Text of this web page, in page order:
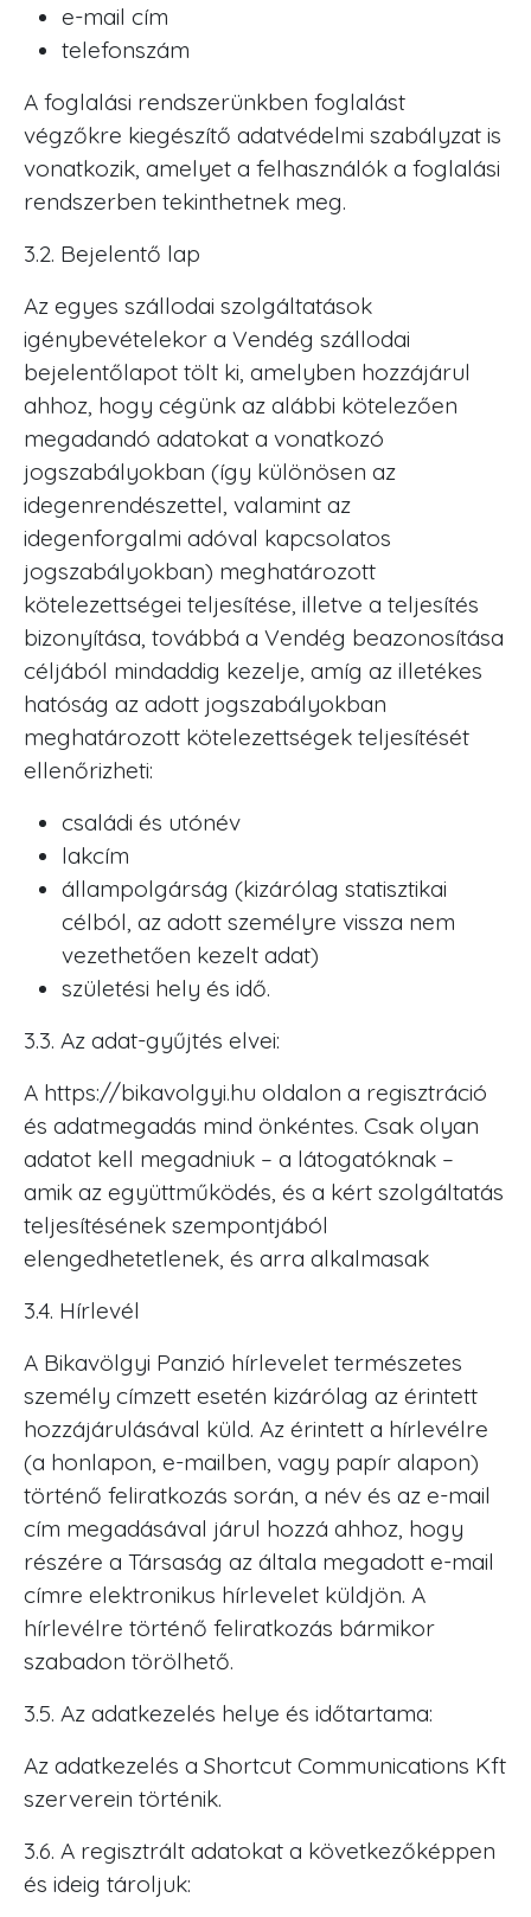
e-mail cím
telefonszám
A foglalási rendszerünkben foglalást
végzőkre kiegészítő adatvédelmi szabályzat is
vonatkozik, amelyet a felhasználók a foglalási
rendszerben tekinthetnek meg.
3.2. Bejelentő lap
Az egyes szállodai szolgáltatások
igénybevételekor a Vendég szállodai
bejelentőlapot tölt ki, amelyben hozzájárul
ahhoz, hogy cégünk az alábbi kötelezően
megadandó adatokat a vonatkozó
jogszabályokban (így különösen az
idegenrendészettel, valamint az
idegenforgalmi adóval kapcsolatos
jogszabályokban) meghatározott
kötelezettségei teljesítése, illetve a teljesítés
bizonyítása, továbbá a Vendég beazonosítása
céljából mindaddig kezelje, amíg az illetékes
hatóság az adott jogszabályokban
meghatározott kötelezettségek teljesítését
ellenőrizheti:
családi és utónév
lakcím
állampolgárság (kizárólag statisztikai
célból, az adott személyre vissza nem
vezethetően kezelt adat)
születési hely és idő.
3.3. Az adat-gyűjtés elvei:
A https://bikavolgyi.hu oldalon a regisztráció
és adatmegadás mind önkéntes. Csak olyan
adatot kell megadniuk – a látogatóknak –
amik az együttműködés, és a kért szolgáltatás
teljesítésének szempontjából
elengedhetetlenek, és arra alkalmasak
3.4. Hírlevél
A Bikavölgyi Panzió hírlevelet természetes
személy címzett esetén kizárólag az érintett
hozzájárulásával küld. Az érintett a hírlevélre
(a honlapon, e-mailben, vagy papír alapon)
történő feliratkozás során, a név és az e-mail
cím megadásával járul hozzá ahhoz, hogy
részére a Társaság az általa megadott e-mail
címre elektronikus hírlevelet küldjön. A
hírlevélre történő feliratkozás bármikor
szabadon törölhető.
3.5. Az adatkezelés helye és időtartama:
Az adatkezelés a Shortcut Communications Kft
szerverein történik.
3.6. A regisztrált adatokat a következőképpen
és ideig tároljuk: